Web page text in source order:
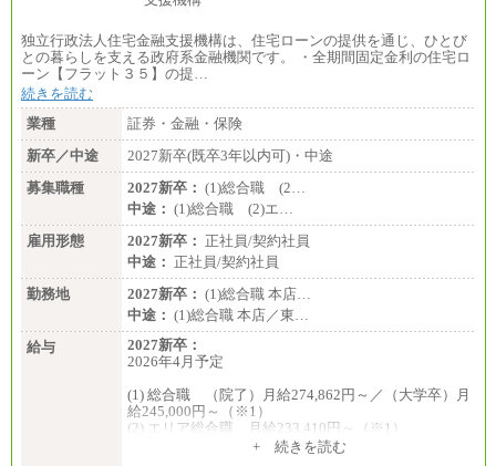
独立行政法人住宅金融支援機構は、住宅ローンの提供を通じ、ひとび
との暮らしを支える政府系金融機関です。 ・全期間固定金利の住宅ロ
ーン【フラット３５】の提…
続きを読む
業種
証券・金融・保険
新卒／中途
2027新卒(既卒3年以内可)・中途
募集職種
2027新卒： (1)総合職 (2…
中途： (1)総合職 (2)エ…
雇用形態
2027新卒： 正社員/契約社員
中途： 正社員/契約社員
勤務地
2027新卒： (1)総合職 本店…
中途： (1)総合職 本店／東…
給与
2027新卒：
2026年4月予定
(1) 総合職 （院了）月給274,862円～／（大学卒）月
給245,000円～（※1）
(2) エリア総合職 月給233,410円～（※1）
(3) アシスタントスタッフ 日給9,800円～12,500円
+ 続きを読む